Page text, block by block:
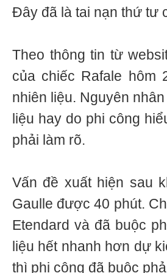
Đây đã là tai nạn thứ tư
Theo thông tin từ
của chiếc Rafale hôm
nhiên liệu. Nguyên
liệu hay do phi công
phải làm rõ.
Vấn đề xuất hiện sau
Gaulle được 40 phút.
Etendard và đã buộc
liệu hết nhanh hơn dự
thì phi công đã buộc